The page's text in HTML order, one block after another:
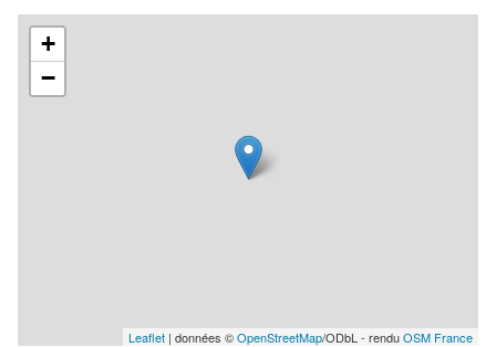
+
−
Leaflet | données ©OpenStreetMap/ODbL - renduOSM France